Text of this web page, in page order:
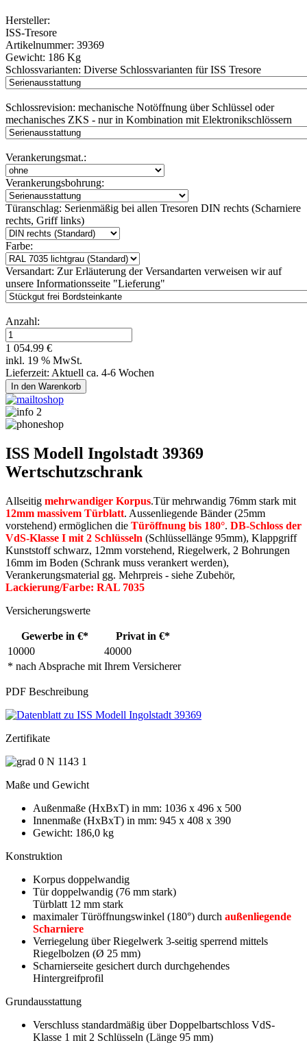
Hersteller:
ISS-Tresore
Artikelnummer: 39369
Gewicht: 186 Kg
Schlossvarianten: Diverse Schlossvarianten für ISS Tresore
Schlossrevision: mechanische Notöffnung über Schlüssel oder
mechanisches ZKS - nur in Kombination mit Elektronikschlössern
Verankerungsmat.:
Verankerungsbohrung:
Türanschlag: Serienmäßig bei allen Tresoren DIN rechts (Scharniere
rechts, Griff links)
Farbe:
Versandart: Zur Erläuterung der Versandarten verweisen wir auf
unsere Informationsseite "Lieferung"
Anzahl:
1 054.99 €
inkl. 19 % MwSt.
Lieferzeit: Aktuell ca. 4-6 Wochen
ISS Modell Ingolstadt 39369
Wertschutzschrank
Allseitig mehrwandiger Korpus.Tür mehrwandig 76mm stark mit
12mm massivem Türblatt. Aussenliegende Bänder (25mm
vorstehend) ermöglichen die Türöffnung bis 180°. DB-Schloss der
VdS-Klasse I mit 2 Schlüsseln (Schlüssellänge 95mm), Klappgriff
Kunststoff schwarz, 12mm vorstehend, Riegelwerk, 2 Bohrungen
16mm im Boden (Schrank muss verankert werden),
Verankerungsmaterial gg. Mehrpreis - siehe Zubehör,
Lackierung/Farbe: RAL 7035
Versicherungswerte
Gewerbe in €* Privat in €*
* nach Absprache mit Ihrem Versicherer
10000 40000
PDF Beschreibung
Zertifikate
Maße und Gewicht
Außenmaße (HxBxT) in mm: 1036 x 496 x 500
Innenmaße (HxBxT) in mm: 945 x 408 x 390
Gewicht: 186,0 kg
Konstruktion
Korpus doppelwandig
Tür doppelwandig (76 mm stark)
Türblatt 12 mm stark
maximaler Türöffnungswinkel (180°) durch außenliegende
Scharniere
Verriegelung über Riegelwerk 3-seitig sperrend mittels
Riegelbolzen (Ø 25 mm)
Scharnierseite gesichert durch durchgehendes
Hintergreifprofil
Grundausstattung
Verschluss standardmäßig über Doppelbartschloss VdS-
Klasse 1 mit 2 Schlüsseln (Länge 95 mm)